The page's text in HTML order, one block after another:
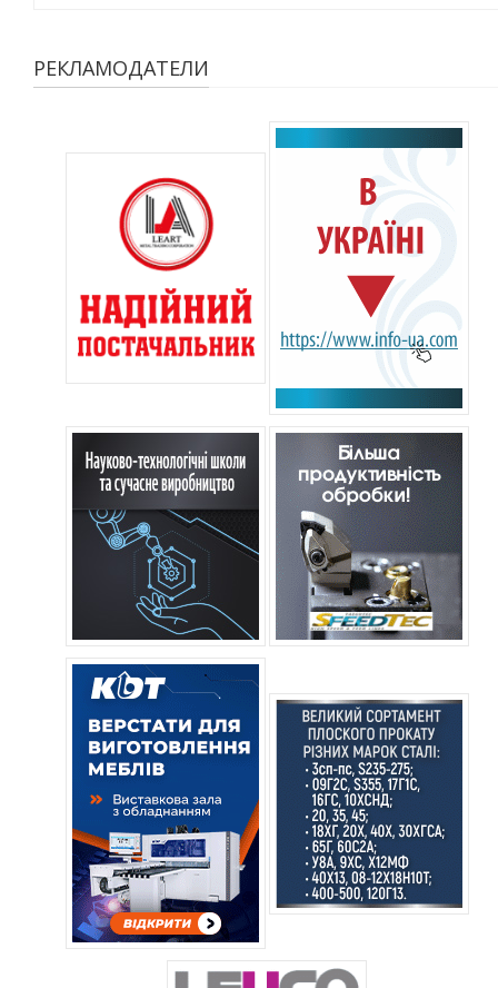
РЕКЛАМОДАТЕЛИ